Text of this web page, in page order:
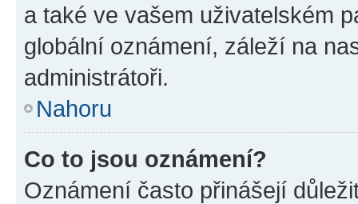
a také ve vašem uživatelském
globální oznámení, záleží na
administrátoři.
Nahoru
Co to jsou oznámení?
Oznámení často přinášejí